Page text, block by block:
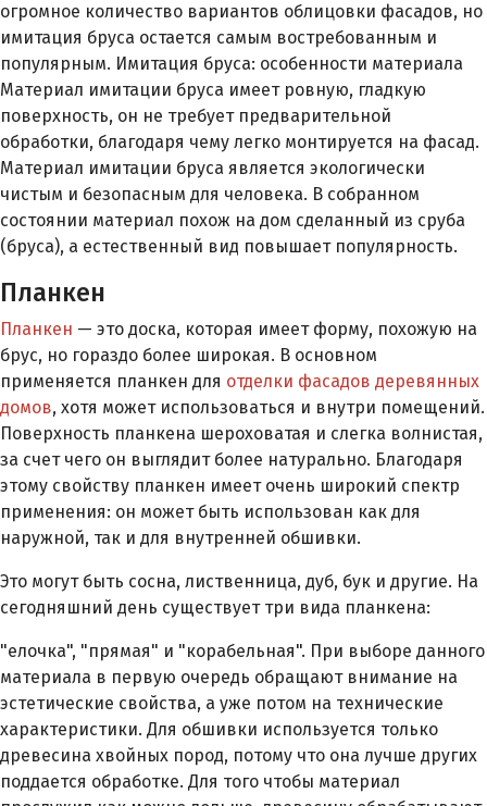
огромное количество вариантов облицовки фасадов, но
имитация бруса остается самым востребованным и
популярным. Имитация бруса: особенности материала
Материал имитации бруса имеет ровную, гладкую
поверхность, он не требует предварительной
обработки, благодаря чему легко монтируется на фасад.
Материал имитации бруса является экологически
чистым и безопасным для человека. В собранном
состоянии материал похож на дом сделанный из сруба
(бруса), а естественный вид повышает популярность.
Планкен
Планкен — это доска, которая имеет форму, похожую на
брус, но гораздо более широкая. В основном
применяется планкен для отделки фасадов деревянных
домов, хотя может использоваться и внутри помещений.
Поверхность планкена шероховатая и слегка волнистая,
за счет чего он выглядит более натурально. Благодаря
этому свойству планкен имеет очень широкий спектр
применения: он может быть использован как для
наружной, так и для внутренней обшивки.
Это могут быть сосна, лиственница, дуб, бук и другие. На
сегодняшний день существует три вида планкена:
"елочка", "прямая" и "корабельная". При выборе данного
материала в первую очередь обращают внимание на
эстетические свойства, а уже потом на технические
характеристики. Для обшивки используется только
древесина хвойных пород, потому что она лучше других
поддается обработке. Для того чтобы материал